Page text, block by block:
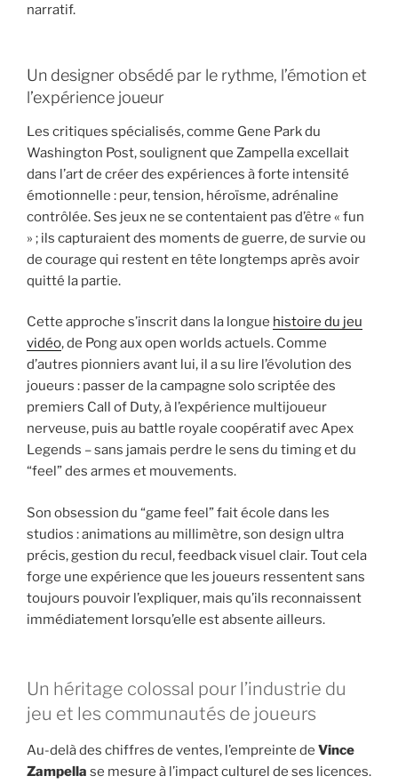
narratif.
Un designer obsédé par le rythme, l’émotion et
l’expérience joueur
Les critiques spécialisés, comme Gene Park du
Washington Post, soulignent que Zampella excellait
dans l’art de créer des expériences à forte intensité
émotionnelle : peur, tension, héroïsme, adrénaline
contrôlée. Ses jeux ne se contentaient pas d’être « fun
» ; ils capturaient des moments de guerre, de survie ou
de courage qui restent en tête longtemps après avoir
quitté la partie.
Cette approche s’inscrit dans la longue histoire du jeu
vidéo, de Pong aux open worlds actuels. Comme
d’autres pionniers avant lui, il a su lire l’évolution des
joueurs : passer de la campagne solo scriptée des
premiers Call of Duty, à l’expérience multijoueur
nerveuse, puis au battle royale coopératif avec Apex
Legends – sans jamais perdre le sens du timing et du
“feel” des armes et mouvements.
Son obsession du “game feel” fait école dans les
studios : animations au millimètre, son design ultra
précis, gestion du recul, feedback visuel clair. Tout cela
forge une expérience que les joueurs ressentent sans
toujours pouvoir l’expliquer, mais qu’ils reconnaissent
immédiatement lorsqu’elle est absente ailleurs.
Un héritage colossal pour l’industrie du
jeu et les communautés de joueurs
Au-delà des chiffres de ventes, l’empreinte de Vince
Zampella se mesure à l’impact culturel de ses licences.